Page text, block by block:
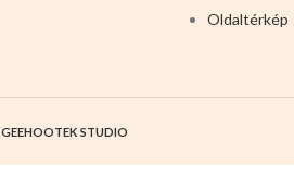
nyugodtan a termék magas
Oldaltérkép
GEEHOOTEK STUDIO